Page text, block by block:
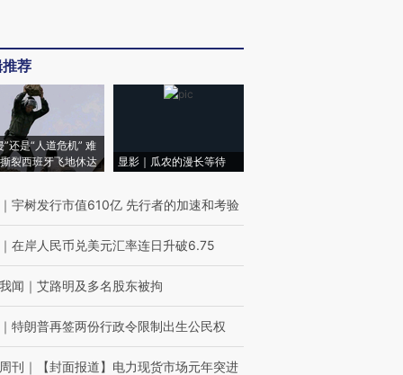
荐
”还是“人道危机” 难
裂西班牙飞地休达
显影｜瓜农的漫长等待
｜ 宇树发行市值610亿 先行者的加速和考验
｜ 在岸人民币兑美元汇率连日升破6.75
闻 ｜ 艾路明及多名股东被拘
｜ 特朗普再签两份行政令限制出生公民权
刊 ｜ 【封面报道】电力现货市场元年突进